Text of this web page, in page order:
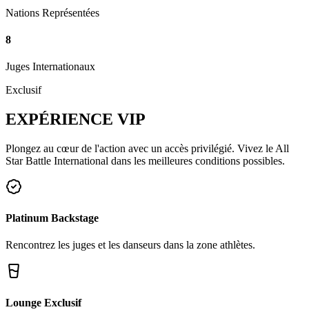
Nations Représentées
8
Juges Internationaux
Exclusif
EXPÉRIENCE VIP
Plongez au cœur de l'action avec un accès privilégié. Vivez le All
Star Battle International dans les meilleures conditions possibles.
Platinum Backstage
Rencontrez les juges et les danseurs dans la zone athlètes.
Lounge Exclusif